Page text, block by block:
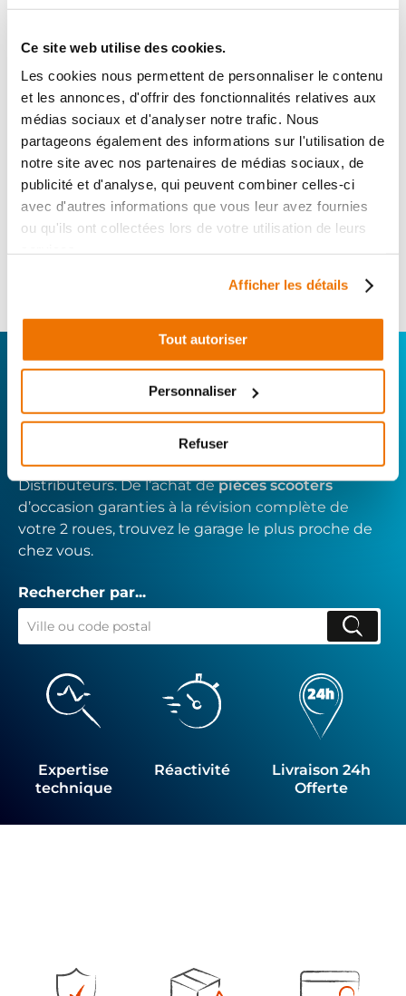
Ce site web utilise des cookies.
Les cookies nous permettent de personnaliser le contenu
et les annonces, d'offrir des fonctionnalités relatives aux
médias sociaux et d'analyser notre trafic. Nous
partageons également des informations sur l'utilisation de
notre site avec nos partenaires de médias sociaux, de
publicité et d'analyse, qui peuvent combiner celles-ci
avec d'autres informations que vous leur avez fournies
ou qu'ils ont collectées lors de votre utilisation de leurs
Afficher les détails
Tout autoriser
Personnaliser
Refuser
+ de photos
REGULATEUR DE TENSION
RÉF :65368
PIAGGIO LIBERTY 125 125
2017 - 2022
Informations sur le véhicule
69 Ajouter au panier
CONNECTEZ-VOUS AVEC VOTRE
RÉPARATEUR FAVORI
Avec Surplus Motos, bénéficiez de l’expertise
technique de notre réseau de Réparateurs-
Distributeurs. De l’achat depièces scooters
d’occasion garanties à la révision complète de
votre 2 roues, trouvez le garage le plus proche de
chez vous.
Rechercher par...
Expertise
technique
Réactivité
Livraison 24h
Offerte